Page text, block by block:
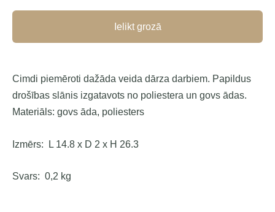
Ielikt grozā
Cimdi piemēroti dažāda veida dārza darbiem. Papildus
drošības slānis izgatavots no poliestera un govs ādas.
Materiāls: govs āda, poliesters
Izmērs: L 14.8 x D 2 x H 26.3
Svars: 0,2 kg